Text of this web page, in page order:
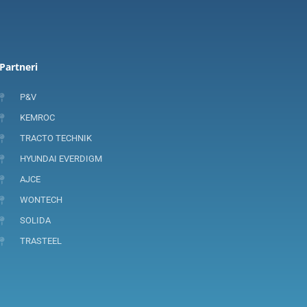
Partneri
P&V
KEMROC
TRACTO TECHNIK
HYUNDAI EVERDIGM
AJCE
WONTECH
SOLIDA
TRASTEEL